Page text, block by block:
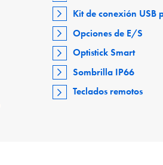
Kit de conexión USB
Opciones de E/S
Optistick Smart
Sombrilla IP66
Teclados remotos